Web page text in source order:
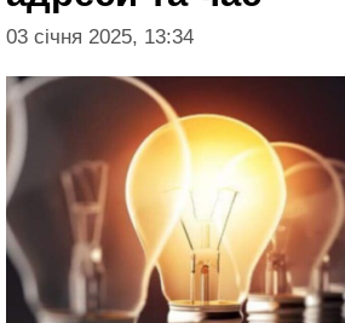
03 січня 2025, 13:34